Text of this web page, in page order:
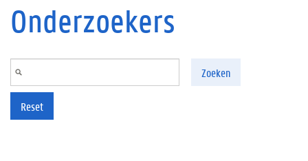
Onderzoekers
Zoeken
Reset